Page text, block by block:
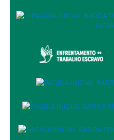
Regulamento Geral
Revistas
Manuais do CNJ
Estrutura Organizacional
Ouvidoria